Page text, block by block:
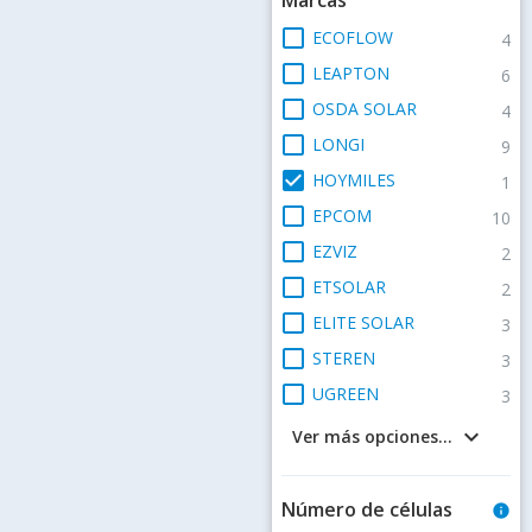
check_box_outline_blank ECOFLOW 4
check_box_outline_blank LEAPTON 6
check_box_outline_blank OSDA SOLAR 4
check_box_outline_blank LONGI 9
check_box HOYMILES 1
check_box_outline_blank EPCOM 10
check_box_outline_blank EZVIZ 2
check_box_outline_blank ETSOLAR 2
check_box_outline_blank ELITE SOLAR 3
check_box_outline_blank STEREN 3
check_box_outline_blank UGREEN 3
keyboard_arrow_down
Ver más opciones...
Número de células info